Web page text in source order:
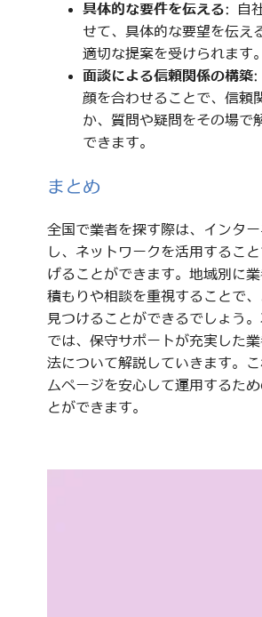
具体的な要件を伝える: 自
せて、具体的な要望を伝え
適切な提案を受けられます。
面談による信頼関係の構築:
顔を合わせることで、信頼
か、質問や疑問をその場で
できます。
まとめ
全国で業者を探す際は、インタ
し、ネットワークを活用するこ
げることができます。地域別に
積もりや相談を重視することで
見つけることができるでしょう
では、保守サポートが充実した
法について解説していきます。
ムページを安心して運用するた
とができます。